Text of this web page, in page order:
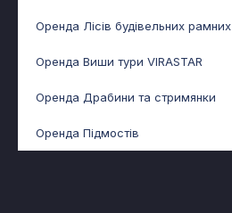
Оренда Лісів будівельних рамних
Оренда Виши тури VIRASTAR
Оренда Драбини та стримянки
Оренда Підмостів